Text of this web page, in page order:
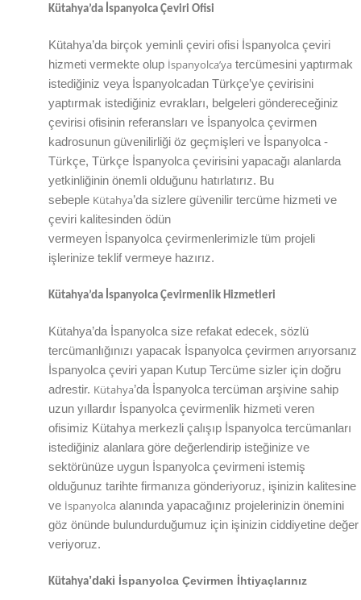
Kütahya’da İspanyolca Çeviri Ofisi
Kütahya’da birçok yeminli çeviri ofisi İspanyolca çeviri
hizmeti vermekte olup İspanyolca’ya tercümesini yaptırmak
istediğiniz veya İspanyolcadan Türkçe’ye çevirisini
yaptırmak istediğiniz evrakları, belgeleri göndereceğiniz
çevirisi ofisinin referansları ve İspanyolca çevirmen
kadrosunun güvenilirliği öz geçmişleri ve İspanyolca -
Türkçe, Türkçe İspanyolca çevirisini yapacağı alanlarda
yetkinliğinin önemli olduğunu hatırlatırız. Bu
sebeple Kütahya’da sizlere güvenilir tercüme hizmeti ve
çeviri kalitesinden ödün
vermeyen İspanyolca çevirmenlerimizle tüm projeli
işlerinize teklif vermeye hazırız.
Kütahya’da İspanyolca Çevirmenlik Hizmetleri
Kütahya’da İspanyolca size refakat edecek, sözlü
tercümanlığınızı yapacak İspanyolca çevirmen arıyorsanız
İspanyolca çeviri yapan Kutup Tercüme sizler için doğru
adrestir. Kütahya’da İspanyolca tercüman arşivine sahip
uzun yıllardır İspanyolca çevirmenlik hizmeti veren
ofisimiz Kütahya merkezli çalışıp İspanyolca tercümanları
istediğiniz alanlara göre değerlendirip isteğinize ve
sektörünüze uygun İspanyolca çevirmeni istemiş
olduğunuz tarihte firmanıza gönderiyoruz, işinizin kalitesine
ve İspanyolca alanında yapacağınız projelerinizin önemini
göz önünde bulundurduğumuz için işinizin ciddiyetine değer
veriyoruz.
Kütahya’daki İspanyolca Çevirmen İhtiyaçlarınız